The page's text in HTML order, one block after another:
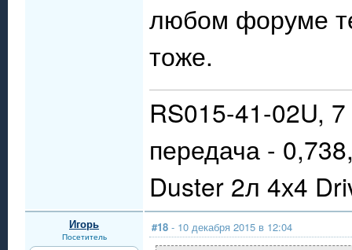
любом форуме
тоже.
RS015-41-02U,
передача -
Duster 2л 4х4
Игорь
Посетитель
#18 - 10 декабря 2015 в 12:04